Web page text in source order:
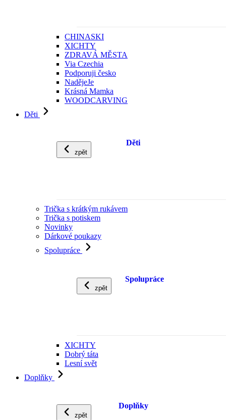
CHINASKI
XICHTY
ZDRAVÁ MĚSTA
Via Czechia
Podporuji česko
NadějeJe
Krásná Mamka
WOODCARVING
Děti
zpět
Děti
Trička s krátkým rukávem
Trička s potiskem
Novinky
Dárkové poukazy
Spolupráce
zpět
Spolupráce
XICHTY
Dobrý táta
Lesní svět
Doplňky
zpět
Doplňky